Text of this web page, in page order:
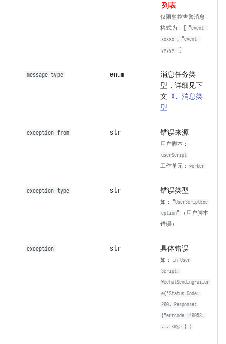
列表
仅限监控告警消息
格式为：
[ "event-
xxxxx", "event-
yyyyy" ]
message_type enum
消息任务类
型，详细见下
文 X. 消息类
型
exception_from str 错误来源
用户脚本：
userScript
工作单元： worker
exception_type str 错误类型
如：
"UserScriptExc
eption"
（用户脚本
错误）
exception str 具体错误
如：
In User
Script:
WechatSendingFailur
e('Status Code:
200. Response:
{"errcode":40058,
... <略> }')